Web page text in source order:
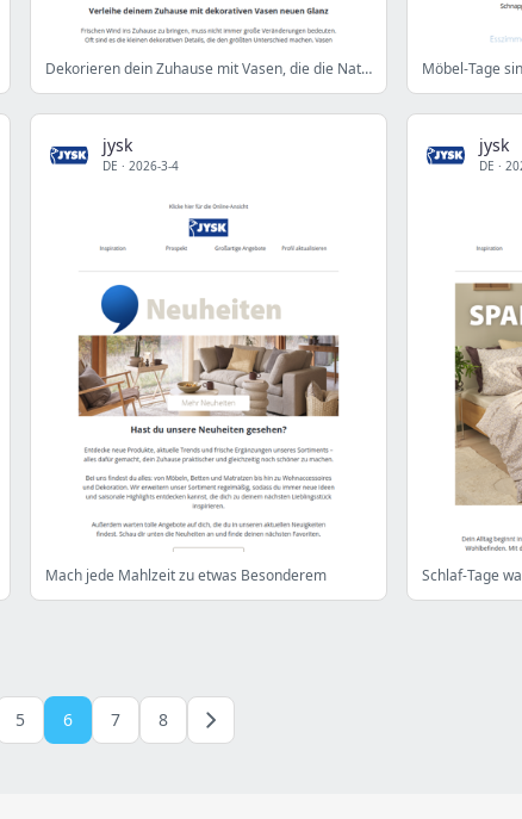
Dekorieren dein Zuhause mit Vasen, die die Natur ins Haus holen Möbel-Tage
jysk
DE · 2026-3-4
Mach jede Mahlzeit zu etwas Besonderem
jysk
DE ·
Schlaf-Tage
5 6 7 8